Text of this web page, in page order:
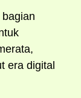
era digital